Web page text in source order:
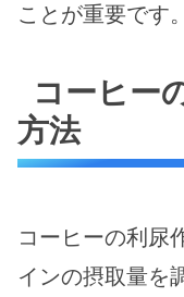
ことが重要です。
コーヒー
方法
コーヒーの利尿
インの摂取量を